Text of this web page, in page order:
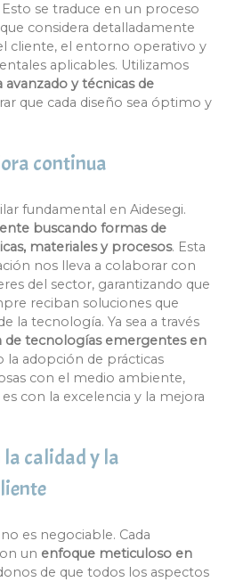
se traduce en un proceso
considera detalladamente
cliente, el entorno operativo y
aplicables. Utilizamos
y técnicas de
que cada diseño sea óptimo y
continua
fundamental en Aidesegi.
buscando formas de
materiales y procesos. Esta
nos lleva a colaborar con
del sector, garantizando que
reciban soluciones que
la tecnología. Ya sea a través
tecnologías emergentes en
la adopción de prácticas
con el medio ambiente,
con la excelencia y la mejora
calidad y la
es negociable. Cada
un enfoque meticuloso en
de que todos los aspectos